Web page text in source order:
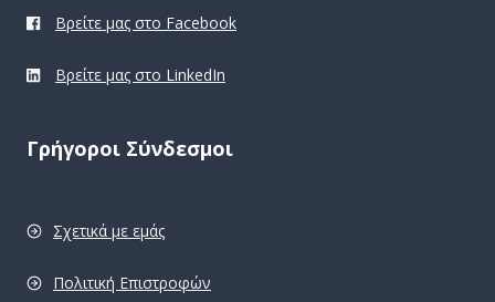
Βρείτε μας στο Facebook
Βρείτε μας στο LinkedIn
Γρήγοροι Σύνδεσμοι
Σχετικά με εμάς
Πολιτική Επιστροφών